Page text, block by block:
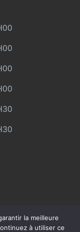
la meilleure
à utiliser ce